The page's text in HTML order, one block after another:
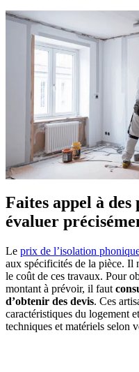
Faites appel à
évaluer
Le prix de l’isolation
aux spécificités de la pièce. Il
le coût de ces travaux. Pour
montant à prévoir, il faut
d’obtenir des devis. Ces
caractéristiques du logement
techniques et matériels selon